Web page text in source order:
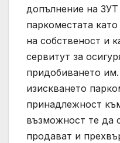
допълнение на
паркоместата
на собственост и
сервитут за
придобиването
изискването
принадлежност
възможност те да
продават и